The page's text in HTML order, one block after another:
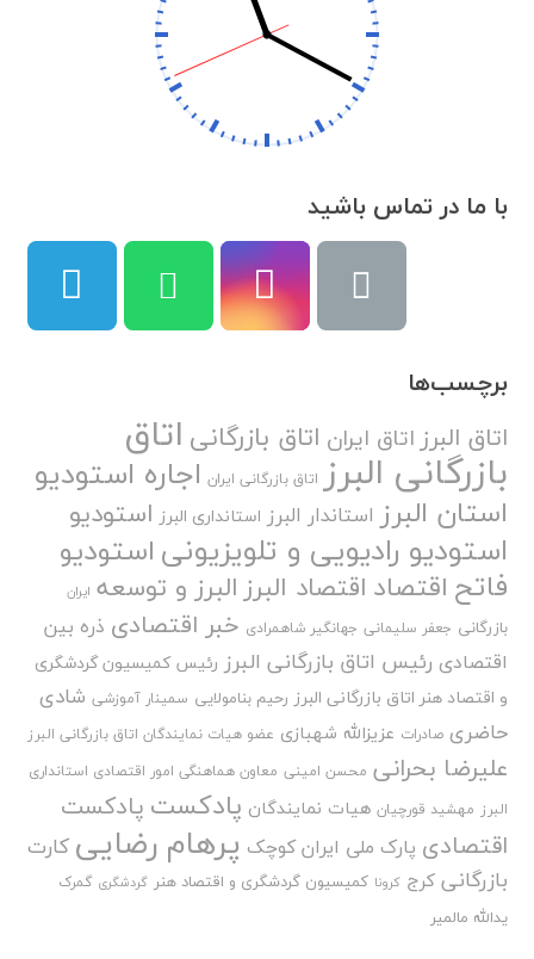
با ما در تماس باشید
برچسب‌ها
اتاق البرز اتاق ایران اتاق بازرگانی اتاق
بازرگانی البرز اتاق بازرگانی ایران اجاره استودیو
استان البرز استاندار البرز استانداری البرز استودیو
استودیو رادیویی و تلویزیونیاستودیو
فاتح اقتصاد اقتصاد البرزالبرز و توسعه ایران
بازرگانی جعفر سلیمانی جهانگیر شاهمرادی خبر اقتصادی ذره بین
اقتصادی رئیس اتاق بازرگانی البرز رئیس کمیسیون گردشگری
و اقتصاد هنر اتاق بازرگانی البرز رحیم بنامولایی سمینار آموزشی شادی
حاضری صادرات عزیزالله شهبازی عضو هیات نمایندگان اتاق بازرگانی البرز
علیرضا بحرانی محسن امینی معاون هماهنگی امور اقتصادی استانداری
البرز مهشید قورچیان هیات نمایندگان پادکست پادکست
اقتصادی پارک ملی ایران کوچک پرهام رضایی کارت
بازرگانی کرج کرونا کمیسیون گردشگری و اقتصاد هنر گردشگری گمرک
یدالله مالمیر